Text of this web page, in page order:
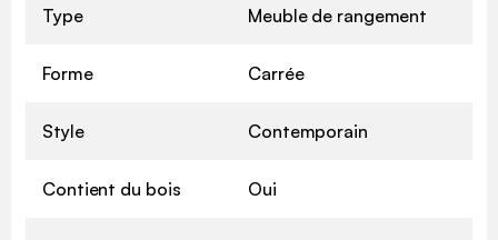
Type Meuble de rangement
Forme Carrée
Style Contemporain
Contient du bois Oui